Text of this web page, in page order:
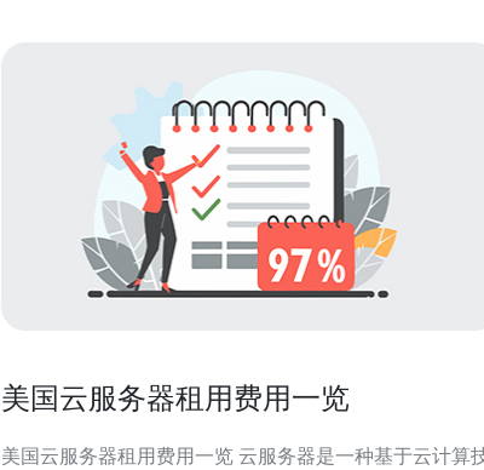
美国云服务器租用费用一览
美国云服务器租用费用一览 云服务器是一种基于云计算技